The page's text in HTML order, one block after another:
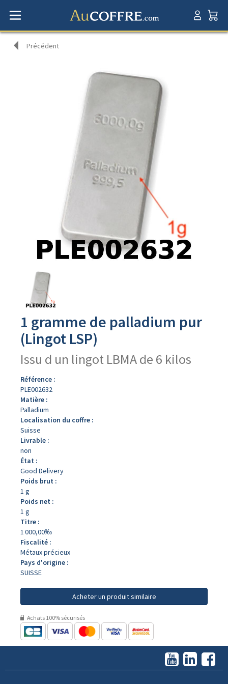
Précédent
produit
1 gramme de palladium pur
(Lingot LSP)
Issu d un lingot LBMA de 6 kilos
Référence :
PLE002632
Matière :
Palladium
Localisation du coffre :
Suisse
Livrable :
non
État :
Good Delivery
Poids brut :
1 g
Poids net :
1 g
Titre :
1 000,00‰
Fiscalité :
Métaux précieux
Pays d'origine :
SUISSE
Acheter un produit similaire
Achats 100% sécurisés